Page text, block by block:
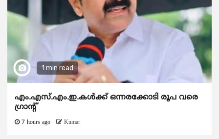
1 min read
എം.എസ്.എം.ഇ.കൾക്ക് ഒന്നരക്കോടി രൂപ വരെ
ഗ്രാന്റ്
7 hours ago Kumar